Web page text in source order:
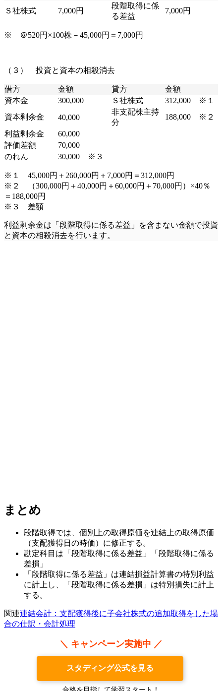
Ｓ社株式
7,000円
段階取得に係
る差益
7,000円
※ ＠520円×100株－45,000円＝7,000円
（３） 投資と資本の相殺消去
借方 金額 貸方
金額
資本金
300,000 Ｓ社株式
312,000 ※１
資本剰余金
40,000
非支配株主持
分
188,000 ※２
利益剰余金
60,000
評価差額
70,000
のれん
30,000 ※３
※１ 45,000円＋260,000円＋7,000円＝312,000円
※２ （300,000円＋40,000円＋60,000円＋70,000円）×40％
＝188,000円
※３ 差額
利益剰余金は「段階取得に係る差益」を含まない金額で投資
と資本の相殺消去を行います。
まとめ
段階取得では、個別上の取得原価を連結上の取得原価
（支配獲得日の時価）に修正する。
勘定科目は「段階取得に係る差益」「段階取得に係る
差損」
「段階取得に係る差益」は連結損益計算書の特別利益
に計上し、「段階取得に係る差損」は特別損失に計上
する。
関連連結会計：支配獲得後に子会社株式の追加取得をした場
合の仕訳・会計処理
＼ キャンペーン実施中 ／
スタディング公式を見る